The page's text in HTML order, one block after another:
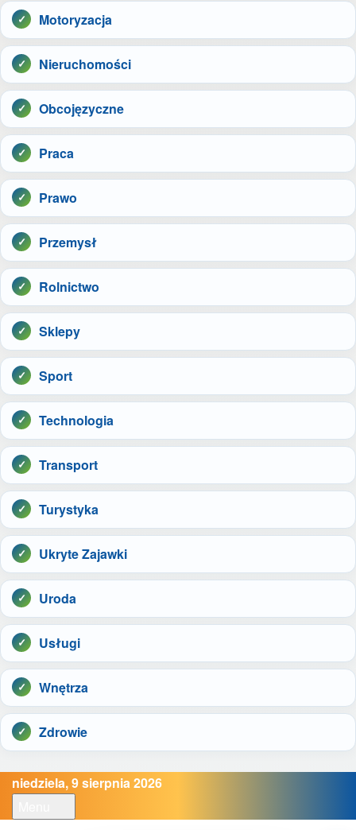
Motoryzacja
Nieruchomości
Obcojęzyczne
Praca
Prawo
Przemysł
Rolnictwo
Sklepy
Sport
Technologia
Transport
Turystyka
Ukryte Zajawki
Uroda
Usługi
Wnętrza
Zdrowie
niedziela, 9 sierpnia 2026